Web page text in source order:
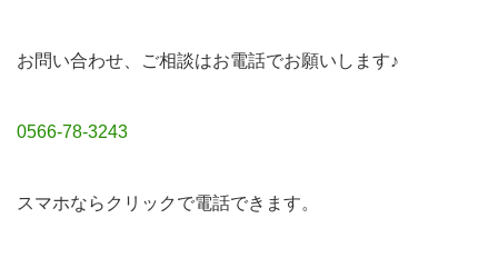
お問い合わせ、ご相談はお電話でお願いします♪
0566-78-3243
スマホならクリックで電話できます。